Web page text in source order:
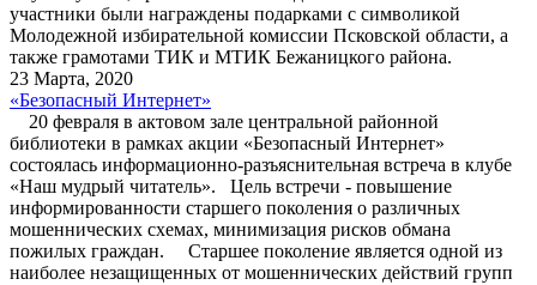
участники были награждены подарками с символикой
Молодежной избирательной комиссии Псковской области, а
также грамотами ТИК и МТИК Бежаницкого района.
23 Марта, 2020
«Безопасный Интернет»
20 февраля в актовом зале центральной районной
библиотеки в рамках акции «Безопасный Интернет»
состоялась информационно-разъяснительная встреча в клубе
«Наш мудрый читатель». Цель встречи - повышение
информированности старшего поколения о различных
мошеннических схемах, минимизация рисков обмана
пожилых граждан. Старшее поколение является одной из
наиболее незащищенных от мошеннических действий групп